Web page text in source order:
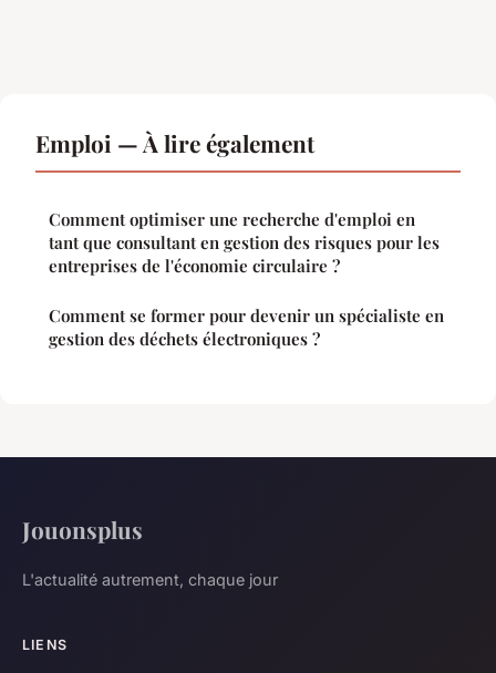
Emploi — À lire également
Comment optimiser une recherche d'emploi en
tant que consultant en gestion des risques pour les
entreprises de l'économie circulaire ?
Comment se former pour devenir un spécialiste en
gestion des déchets électroniques ?
Jouonsplus
L'actualité autrement, chaque jour
LIENS